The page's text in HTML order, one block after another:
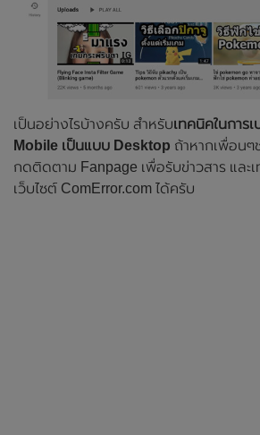
เป็นอย่างไรบ้างครับ สำหรับเทคนิคในการ
Mobile เป็นแบบ Desktop ถ้าหากเพื่อน
กดติดตาม Fanpage เพื่อรับข่าวสาร และ
เว็บไซต์ ComError.com ได้ครับ